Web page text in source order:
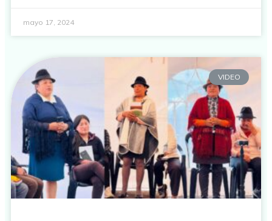
mayo 17, 2024
VIDEO